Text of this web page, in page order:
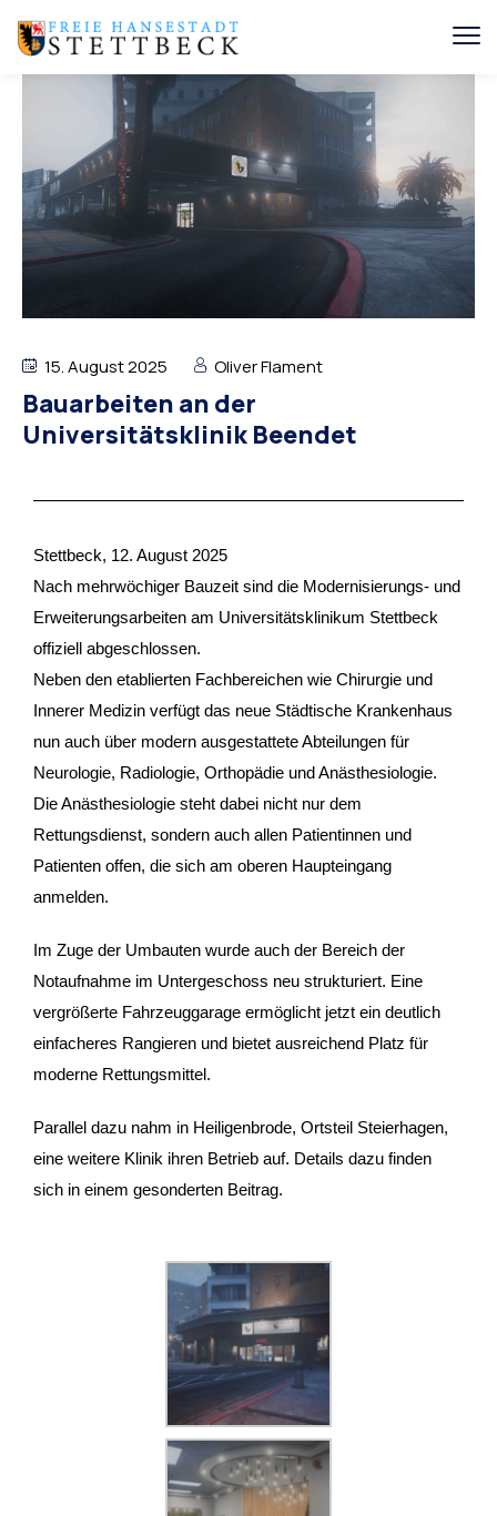
15. August 2025 Oliver Flament
Bauarbeiten an der
Universitätsklinik Beendet
Stettbeck, 12. August 2025
Nach mehrwöchiger Bauzeit sind die Modernisierungs- und
Erweiterungsarbeiten am Universitätsklinikum Stettbeck
offiziell abgeschlossen.
Neben den etablierten Fachbereichen wie Chirurgie und
Innerer Medizin verfügt das neue Städtische Krankenhaus
nun auch über modern ausgestattete Abteilungen für
Neurologie, Radiologie, Orthopädie und Anästhesiologie.
Die Anästhesiologie steht dabei nicht nur dem
Rettungsdienst, sondern auch allen Patientinnen und
Patienten offen, die sich am oberen Haupteingang
anmelden.
Im Zuge der Umbauten wurde auch der Bereich der
Notaufnahme im Untergeschoss neu strukturiert. Eine
vergrößerte Fahrzeuggarage ermöglicht jetzt ein deutlich
einfacheres Rangieren und bietet ausreichend Platz für
moderne Rettungsmittel.
Parallel dazu nahm in Heiligenbrode, Ortsteil Steierhagen,
eine weitere Klinik ihren Betrieb auf. Details dazu finden
sich in einem gesonderten Beitrag.